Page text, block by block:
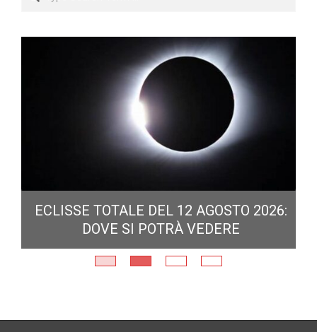
ECLISSE TOTALE DEL 12 AGOSTO 2026:
DOVE SI POTRÀ VEDERE